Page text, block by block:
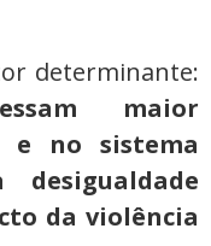
determinante:
maior
e no sistema
da violência